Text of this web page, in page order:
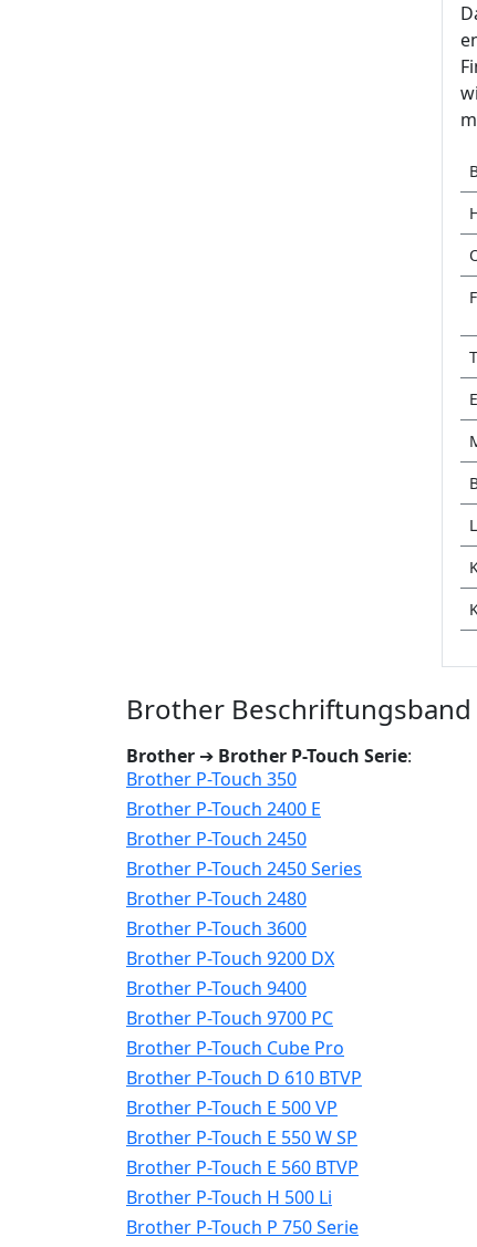
Brother Beschriftungsband
Brother ➔ Brother P-Touch Serie:
Brother P-Touch 350
Brother P-Touch 2400 E
Brother P-Touch 2450
Brother P-Touch 2450 Series
Brother P-Touch 2480
Brother P-Touch 3600
Brother P-Touch 9200 DX
Brother P-Touch 9400
Brother P-Touch 9700 PC
Brother P-Touch Cube Pro
Brother P-Touch D 610 BTVP
Brother P-Touch E 500 VP
Brother P-Touch E 550 W SP
Brother P-Touch E 560 BTVP
Brother P-Touch H 500 Li
Brother P-Touch P 750 Serie